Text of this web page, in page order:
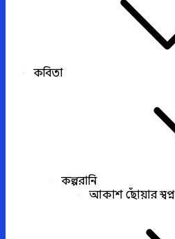
কবিতা
কল্পরানি
আকাশ ছোঁয়ার স্বপ্ন